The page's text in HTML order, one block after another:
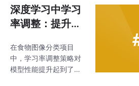
图，尺寸是28×28像
素，并且已经进行了居
中处理，大大减少了预
加快了模型的运行速
度。在本文的实战中，
MNIST数据集将作为我
深度学习中学习
率调整：提升食
性能的关键实践
在食物图像分类项目
中，学习率调整策略对
模型性能提升起到了关